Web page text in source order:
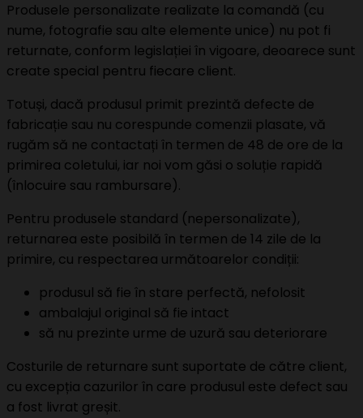
Produsele personalizate realizate la comandă (cu
nume, fotografie sau alte elemente unice) nu pot fi
returnate, conform legislației în vigoare, deoarece sunt
create special pentru fiecare client.
Totuși, dacă produsul primit prezintă defecte de
fabricație sau nu corespunde comenzii plasate, vă
rugăm să ne contactați în termen de 48 de ore de la
primirea coletului, iar noi vom găsi o soluție rapidă
(înlocuire sau rambursare).
Pentru produsele standard (nepersonalizate),
returnarea este posibilă în termen de 14 zile de la
primire, cu respectarea următoarelor condiții:
produsul să fie în stare perfectă, nefolosit
ambalajul original să fie intact
să nu prezinte urme de uzură sau deteriorare
Costurile de returnare sunt suportate de către client,
cu excepția cazurilor în care produsul este defect sau
a fost livrat greșit.